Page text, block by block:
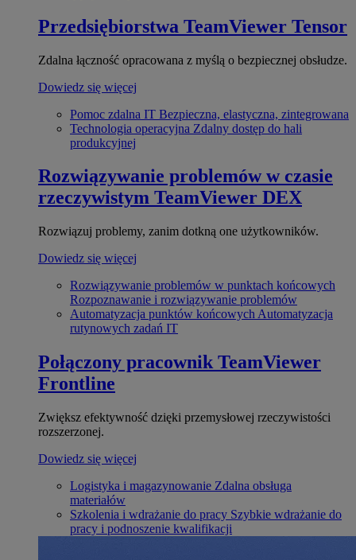
Przedsiębiorstwa TeamViewer Tensor
Zdalna łączność opracowana z myślą o bezpiecznej obsłudze.
Dowiedz się więcej
Pomoc zdalna IT Bezpieczna, elastyczna, zintegrowana
Technologia operacyjna Zdalny dostęp do hali
produkcyjnej
Rozwiązywanie problemów w czasie
rzeczywistym TeamViewer DEX
Rozwiązuj problemy, zanim dotkną one użytkowników.
Dowiedz się więcej
Rozwiązywanie problemów w punktach końcowych
Rozpoznawanie i rozwiązywanie problemów
Automatyzacja punktów końcowych Automatyzacja
rutynowych zadań IT
Połączony pracownik TeamViewer
Frontline
Zwiększ efektywność dzięki przemysłowej rzeczywistości
rozszerzonej.
Dowiedz się więcej
Logistyka i magazynowanie Zdalna obsługa
materiałów
Szkolenia i wdrażanie do pracy Szybkie wdrażanie do
pracy i podnoszenie kwalifikacji